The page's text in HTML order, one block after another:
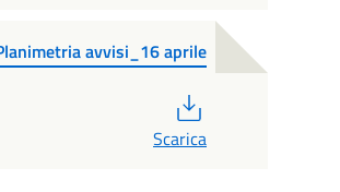
avvisi_16 aprile
Scarica